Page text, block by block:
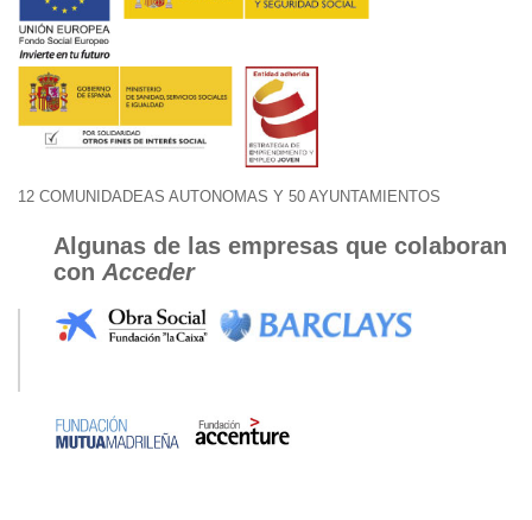
12 COMUNIDADEAS AUTONOMAS Y 50 AYUNTAMIENTOS
Algunas de las empresas que colaboran
con Acceder